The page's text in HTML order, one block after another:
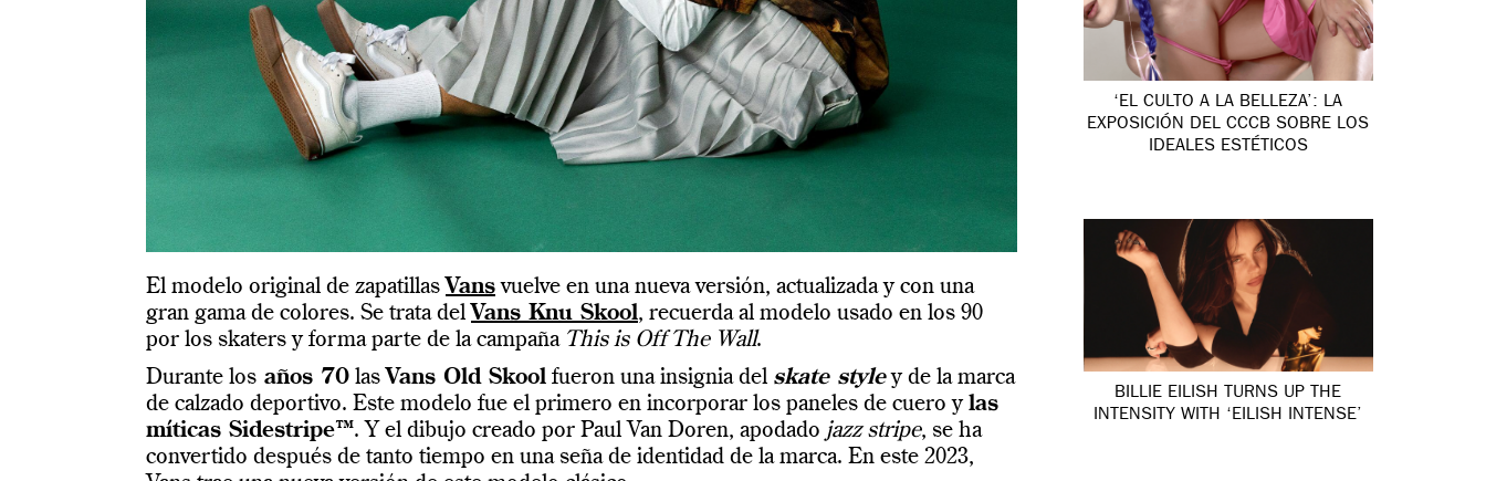
El modelo original de zapatillas Vans vuelve en una nueva versión, actualizada y con una
gran gama de colores. Se trata del Vans Knu Skool, recuerda al modelo usado en los 90
por los skaters y forma parte de la campaña This is Off The Wall.
Durante los años 70 las Vans Old Skool fueron una insignia del skate styley de la marca
de calzado deportivo. Este modelo fue el primero en incorporar los paneles de cuero y las
míticas Sidestripe™. Y el dibujo creado por Paul Van Doren, apodado jazz stripe, se ha
convertido después de tanto tiempo en una seña de identidad de la marca. En este 2023,
‘EL CULTO A LA BELLEZA’: LA
EXPOSICIÓN DEL CCCB SOBRE LOS
IDEALES ESTÉTICOS
BILLIE EILISH TURNS UP THE
INTENSITY WITH ‘EILISH INTENSE’